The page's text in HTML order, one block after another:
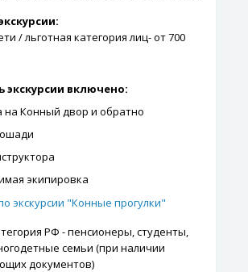
/ льготная категория лиц- от 700
экскурсии включено:
на Конный двор и обратно
экипировка
экскурсии "Конные прогулки"
РФ - пенсионеры, студенты,
семьи (при наличии
документов)